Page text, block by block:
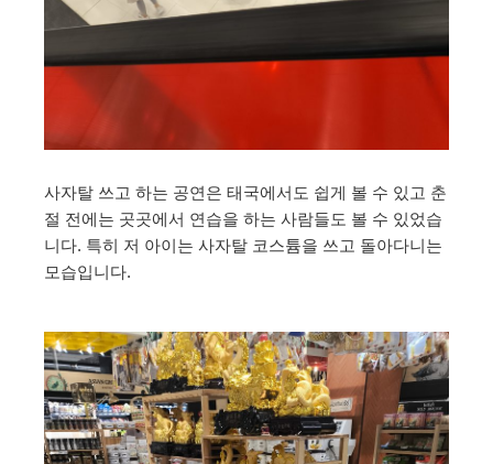
사자탈 쓰고 하는 공연은 태국에서도 쉽게 볼 수 있고 춘
절 전에는 곳곳에서 연습을 하는 사람들도 볼 수 있었습
니다. 특히 저 아이는 사자탈 코스튬을 쓰고 돌아다니는
모습입니다.